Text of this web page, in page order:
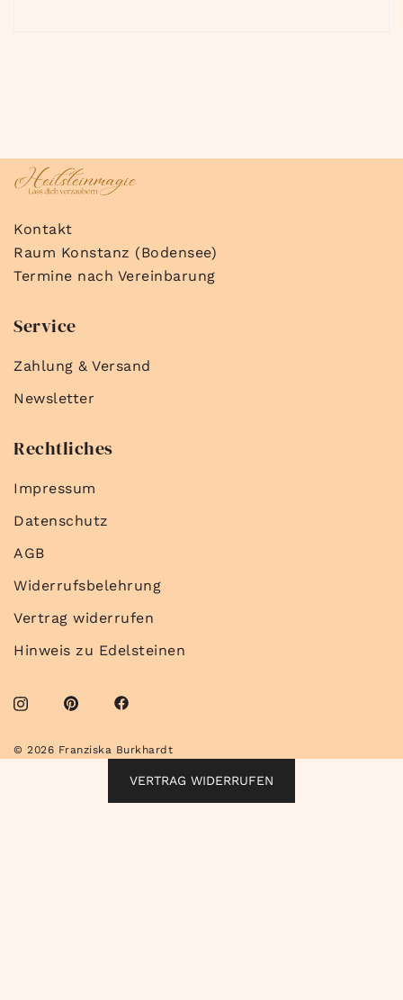
Kontakt
Raum Konstanz (Bodensee)
Termine nach Vereinbarung
Service
Zahlung & Versand
Newsletter
Rechtliches
Impressum
Datenschutz
AGB
Widerrufsbelehrung
Vertrag widerrufen
Hinweis zu Edelsteinen
© 2026 Franziska Burkhardt
VERTRAG WIDERRUFEN